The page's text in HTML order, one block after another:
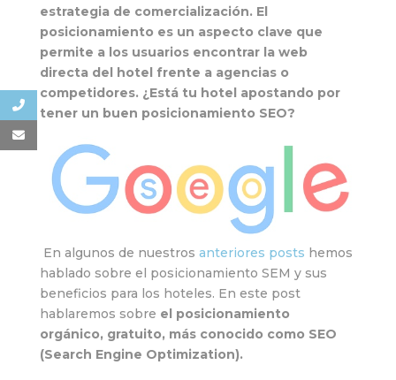
estrategia de comercialización. El
posicionamiento es un aspecto clave que
permite a los usuarios encontrar la web
directa del hotel frente a agencias o
competidores. ¿Está tu hotel apostando por
tener un buen posicionamiento SEO?
En algunos de nuestros anteriores posts hemos
hablado sobre el posicionamiento SEM y sus
beneficios para los hoteles. En este post
hablaremos sobre el posicionamiento
orgánico, gratuito, más conocido como SEO
(Search Engine Optimization).